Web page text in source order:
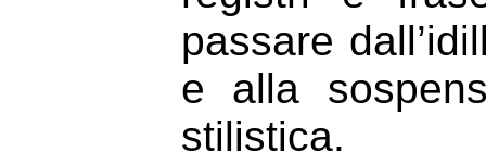
passare
e alla
stilistica.